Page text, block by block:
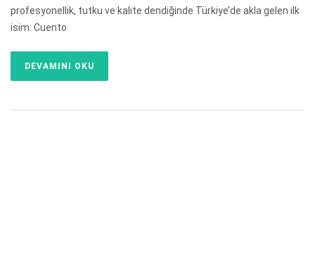
profesyonellik, tutku ve kalite dendiğinde Türkiye’de akla gelen ilk
isim: Cuento
DEVAMINI OKU